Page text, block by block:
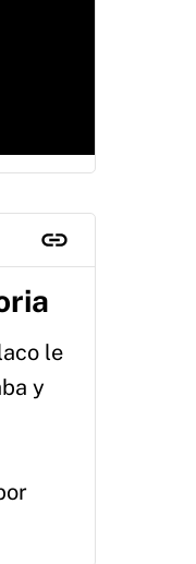
le
y